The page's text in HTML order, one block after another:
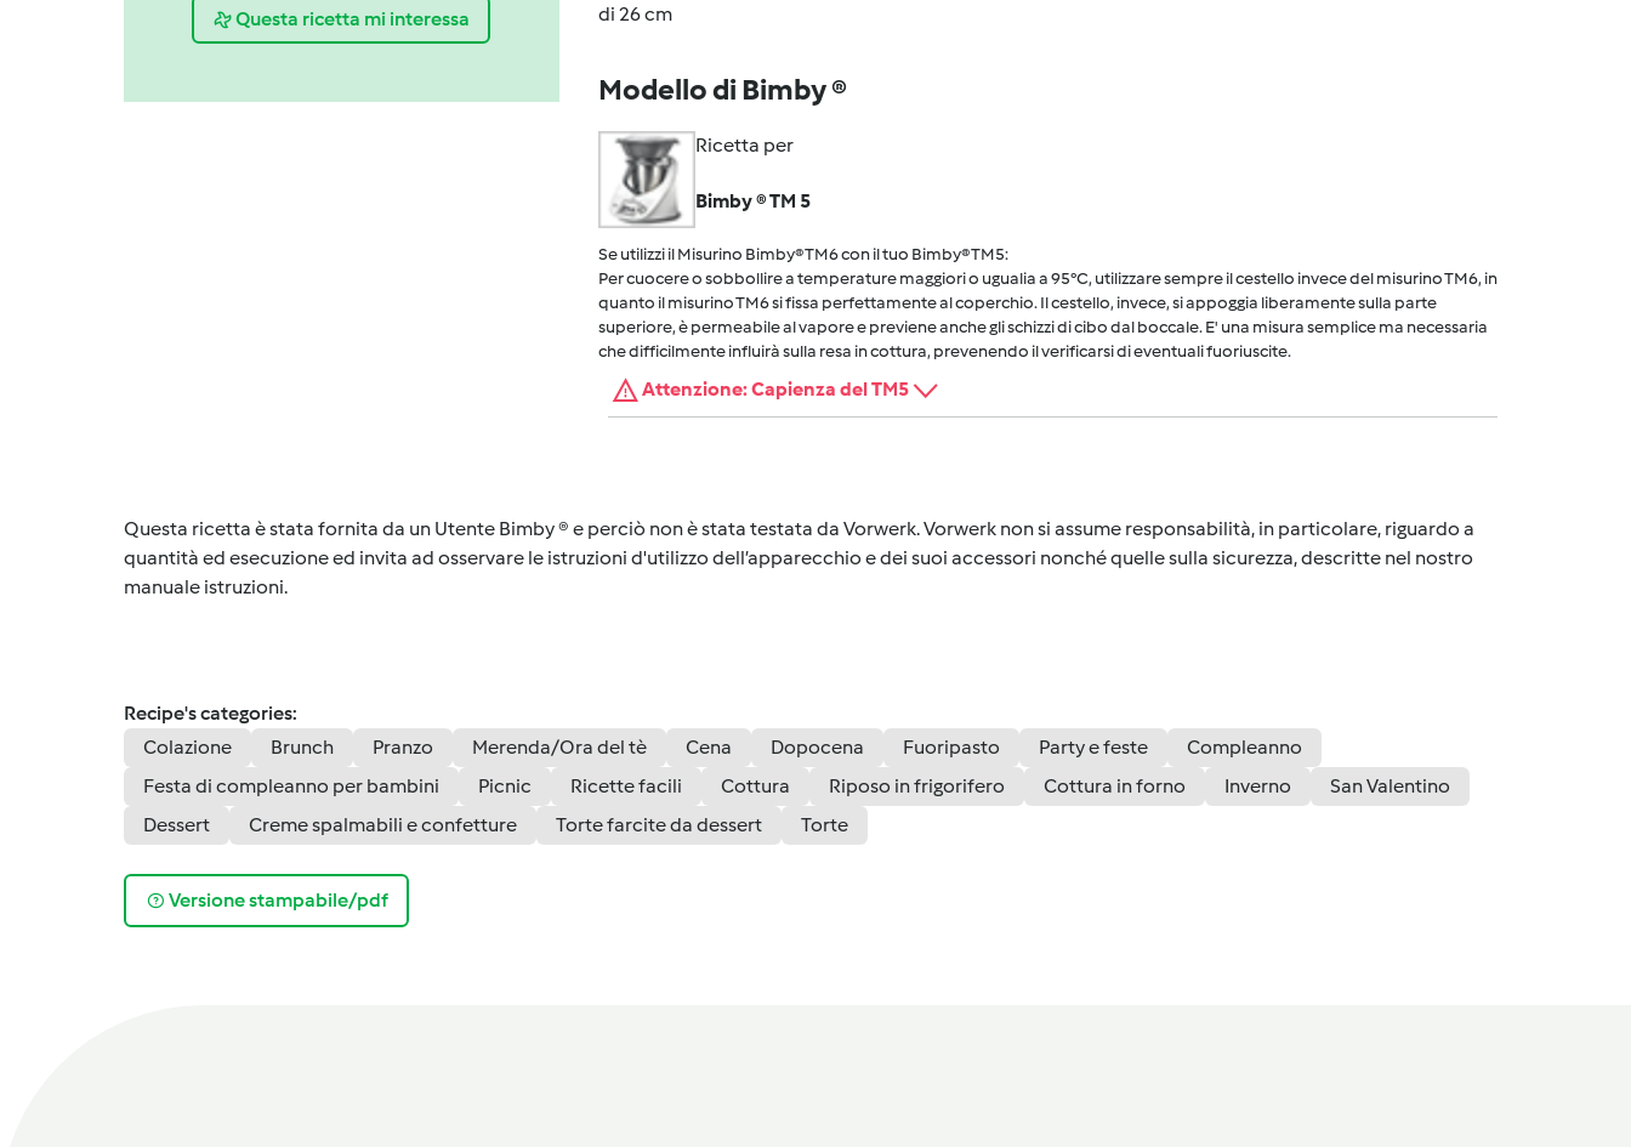
Questa ricetta mi interessa
di 26 cm
Modello di Bimby ®
Ricetta per
Bimby ® TM 5
Se utilizzi il Misurino Bimby® TM6 con il tuo Bimby® TM5:
Per cuocere o sobbollire a temperature maggiori o ugualia a 95°C, utilizzare sempre il cestello invece del misurino TM6, in
quanto il misurino TM6 si fissa perfettamente al coperchio. Il cestello, invece, si appoggia liberamente sulla parte
superiore, è permeabile al vapore e previene anche gli schizzi di cibo dal boccale. E' una misura semplice ma necessaria
che difficilmente influirà sulla resa in cottura, prevenendo il verificarsi di eventuali fuoriuscite.
Attenzione: Capienza del TM5
Questa ricetta è stata fornita da un Utente Bimby ® e perciò non è stata testata da Vorwerk. Vorwerk non si assume responsabilità, in particolare, riguardo a
quantità ed esecuzione ed invita ad osservare le istruzioni d'utilizzo dell’apparecchio e dei suoi accessori nonché quelle sulla sicurezza, descritte nel nostro
manuale istruzioni.
Recipe's categories:
Colazione
Brunch Pranzo Merenda/Ora del tè Cena Dopocena Fuoripasto Party e feste
Compleanno
Festa di compleanno per bambini
Picnic Ricette facili Cottura Riposo in frigorifero Cottura in forno Inverno
San Valentino
Dessert
Creme spalmabili e confetture Torte farcite da dessert Torte
Versione stampabile/pdf